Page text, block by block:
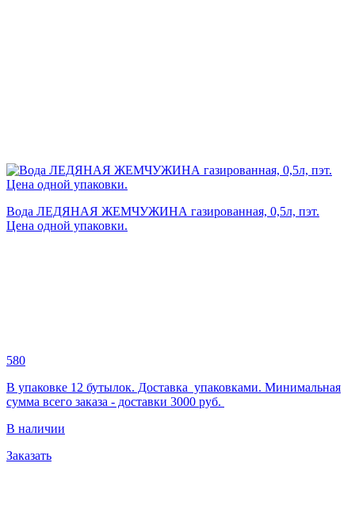
Вода ЛЕДЯНАЯ ЖЕМЧУЖИНА газированная, 0,5л, пэт.
Цена одной упаковки.
580
В упаковке 12 бутылок. Доставка упаковками. Минимальная
сумма всего заказа - доставки 3000 руб.
В наличии
Заказать